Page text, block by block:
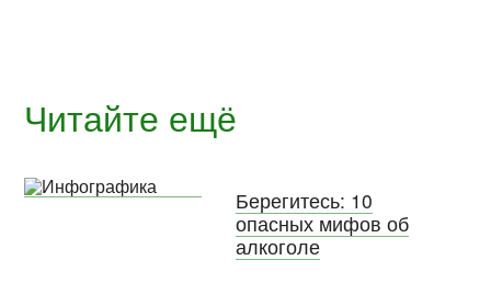
Читайте ещё
Берегитесь: 10
опасных мифов об
алкоголе